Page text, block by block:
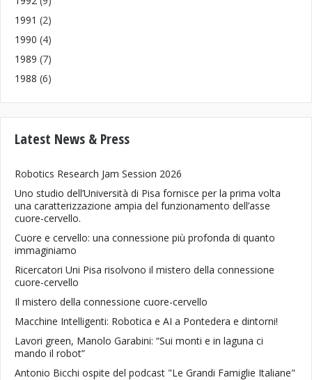
1991 (2)
1990 (4)
1989 (7)
1988 (6)
Latest News & Press
Robotics Research Jam Session 2026
Uno studio dell’Università di Pisa fornisce per la prima volta
una caratterizzazione ampia del funzionamento dell’asse
cuore-cervello.
Cuore e cervello: una connessione più profonda di quanto
immaginiamo
Ricercatori Uni Pisa risolvono il mistero della connessione
cuore-cervello
Il mistero della connessione cuore-cervello
Macchine Intelligenti: Robotica e AI a Pontedera e dintorni!
Lavori green, Manolo Garabini: “Sui monti e in laguna ci
mando il robot”
Antonio Bicchi ospite del podcast "Le Grandi Famiglie Italiane"